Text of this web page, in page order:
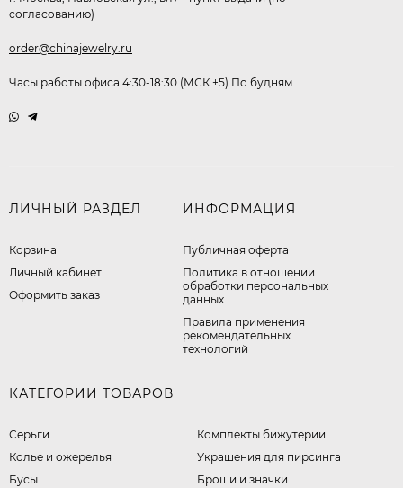
согласованию)
order@chinajewelry.ru
Часы работы офиса 4:30-18:30 (МСК +5) По будням
ЛИЧНЫЙ РАЗДЕЛ
Корзина
Личный кабинет
Оформить заказ
ИНФОРМАЦИЯ
Публичная оферта
​Политика в отношении
обработки персональных
данных
Правила применения
рекомендательных
технологий
КАТЕГОРИИ ТОВАРОВ
Серьги
Колье и ожерелья
Бусы
Комплекты бижутерии
Украшения для пирсинга
Броши и значки